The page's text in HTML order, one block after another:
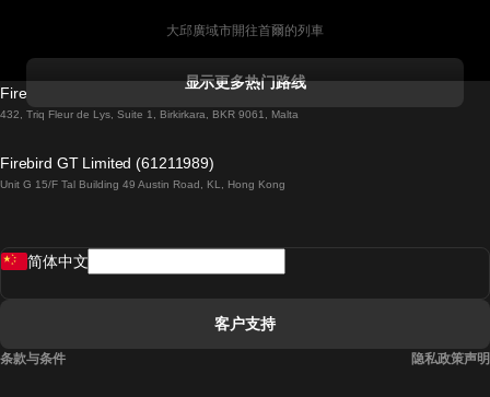
大邱廣域市開往首爾的列車
都柏林開往戈尔韦的列車
羅馬開往拿坡里的列車
显示更多热门路线
Firebird GT Limited (OC 1451)
432, Triq Fleur de Lys, Suite 1, Birkirkara, BKR 9061, Malta
Firebird GT Limited (61211989)
Unit G 15/F Tal Building 49 Austin Road, KL, Hong Kong
简体中文
客户支持
条款与条件 隐私政策声明